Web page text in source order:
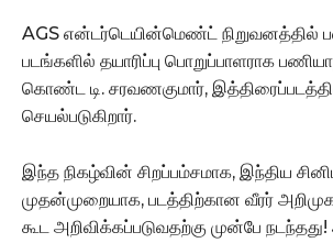
AGS என்டர்டெயின்மெண்ட் நிறுவனத்தில்
படங்களில் தயாரிப்பு பொறுப்பாளராக
கொண்ட டி. சரவணகுமார்,
செயல்படுகிறார்.
இந்த நிகழ்வின் சிறப்பம்சமாக, இந்திய
முதன்முறையாக, படத்திற்கான வீரர்
கூட அறிவிக்கப்படுவதற்கு முன்பே